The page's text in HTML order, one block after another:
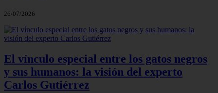
26/07/2026
El vínculo especial entre los gatos negros
y sus humanos: la visión del experto
Carlos Gutiérrez